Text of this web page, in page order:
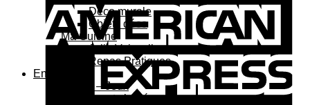
Déco murale
Objets déco
Ma Cuisine
Jolie Vaisselle
Repas Pratiques
Enfant
Jouets – Jeux
Jouets bébé